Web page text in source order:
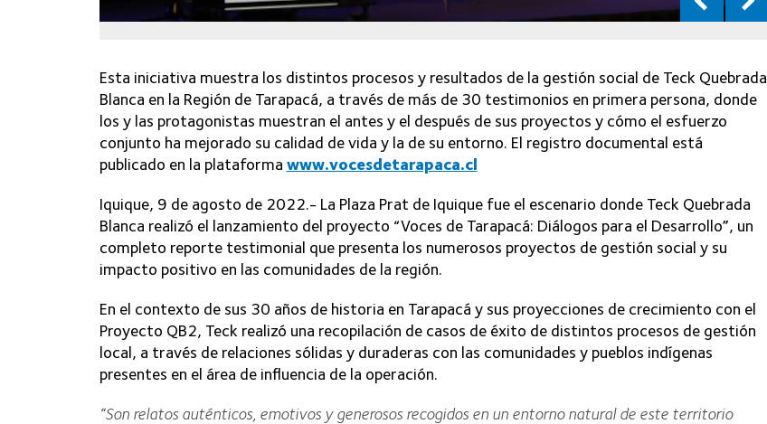
Esta iniciativa muestra los distintos procesos y resultados de la gestión social de Teck Quebrada
Blanca en la Región de Tarapacá, a través de más de 30 testimonios en primera persona, donde
los y las protagonistas muestran el antes y el después de sus proyectos y cómo el esfuerzo
conjunto ha mejorado su calidad de vida y la de su entorno. El registro documental está
publicado en la plataforma www.vocesdetarapaca.cl
Iquique, 9 de agosto de 2022.- La Plaza Prat de Iquique fue el escenario donde Teck Quebrada
Blanca realizó el lanzamiento del proyecto “Voces de Tarapacá: Diálogos para el Desarrollo”, un
completo reporte testimonial que presenta los numerosos proyectos de gestión social y su
impacto positivo en las comunidades de la región.
En el contexto de sus 30 años de historia en Tarapacá y sus proyecciones de crecimiento con el
Proyecto QB2, Teck realizó una recopilación de casos de éxito de distintos procesos de gestión
local, a través de relaciones sólidas y duraderas con las comunidades y pueblos indígenas
presentes en el área de influencia de la operación.
“Son relatos auténticos, emotivos y generosos recogidos en un entorno natural de este territorio